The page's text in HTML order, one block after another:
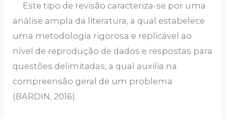
Este tipo de revisão caracteriza-se por uma
análise ampla da literatura, a qual estabelece
uma metodologia rigorosa e replicável ao
nível de reprodução de dados e respostas para
questões delimitadas, a qual auxilia na
compreensão geral de um problema
(BARDIN, 2016).